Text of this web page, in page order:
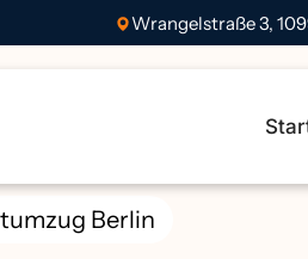
Wrangelstraße 3,
Berlin